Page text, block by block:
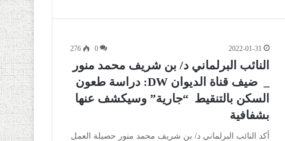
2022-01-31
0
276
النائب البرلماني د/ بن شريف محمد منور
_ ضيف قناة الديوان DW: دراسة طعون
السكن بالتنقيط “جارية” وسيكشف عنها
بشفافية
أكد النائب البرلماني د/ بن شريف محمد منور حصيلة العمل